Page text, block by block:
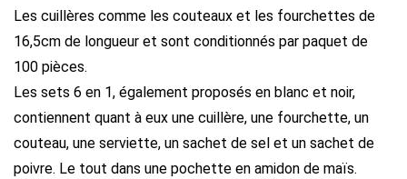
Les cuillères comme les couteaux et les fourchettes de
16,5cm de longueur et sont conditionnés par paquet de
100 pièces.
Les sets 6 en 1, également proposés en blanc et noir,
contiennent quant à eux une cuillère, une fourchette, un
couteau, une serviette, un sachet de sel et un sachet de
poivre. Le tout dans une pochette en amidon de maïs.